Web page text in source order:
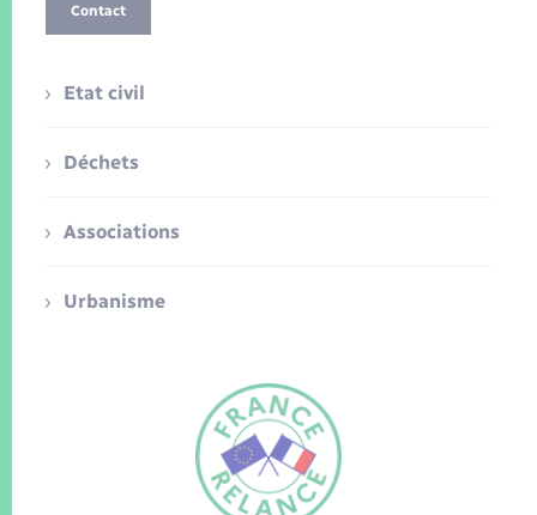
Contact
Etat civil
Déchets
Associations
Urbanisme